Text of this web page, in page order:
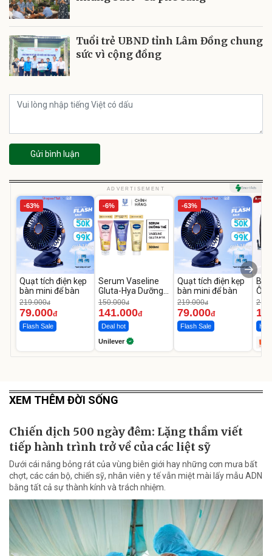
Tuổi trẻ UBND tỉnh Lâm Đồng chung
sức vì cộng đồng
Gửi bình luận
ADVERTISEMENT
-63%
Quạt tích điện kẹp
bàn mini để bàn
219.000đ
79.000đ
Flash Sale
-6%
Serum Vaseline
Gluta-Hya Dưỡng
Da Sáng Mịn Sau 7
Ngày
150.000đ
141.000đ
Deal hot
Unilever
-63%
Quạt tích điện kẹp
bàn mini để bàn
219.000đ
79.000đ
Flash Sale
Ô
Hot
XEM THÊM ĐỜI SỐNG
Chiến dịch 500 ngày đêm: Lặng thầm viết
tiếp hành trình trở về của các liệt sỹ
Dưới cái nắng bỏng rát của vùng biên giới hay những cơn mưa bất
chợt, các cán bộ, chiến sỹ, nhân viên y tế vẫn miệt mài lấy mẫu ADN
bằng tất cả sự thành kính và trách nhiệm.